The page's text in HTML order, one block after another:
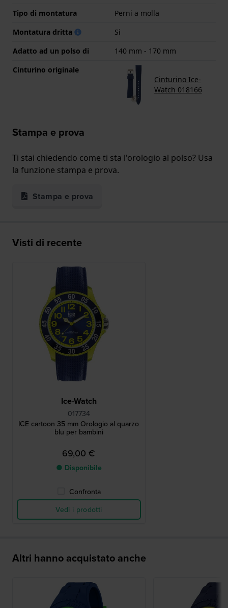
Tipo di montatura
Perni a molla
Montatura dritta
Si
Adatto ad un polso di
140 mm - 170 mm
Cinturino originale
Cinturino Ice-
Watch 018166
Stampa e prova
Ti stai chiedendo come ti sta l'orologio al polso? Usa
la funzione stampa e prova.
Stampa e prova
Visti di recente
Ice-Watch
017734
ICE cartoon 35 mm Orologio al quarzo
blu per bambini
69,00 €
● Disponibile
Confronta
Vedi i prodotti
Altri hanno acquistato anche